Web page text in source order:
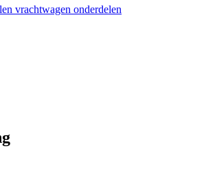
vrachtwagen onderdelen